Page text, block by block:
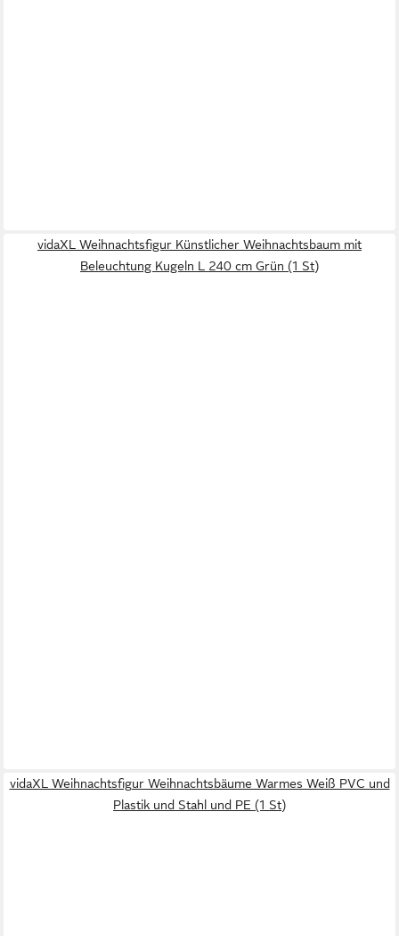
vidaXL Weihnachtsfigur Künstlicher Weihnachtsbaum mit
Beleuchtung Kugeln L 240 cm Grün (1 St)
vidaXL Weihnachtsfigur Weihnachtsbäume Warmes Weiß PVC und
Plastik und Stahl und PE (1 St)